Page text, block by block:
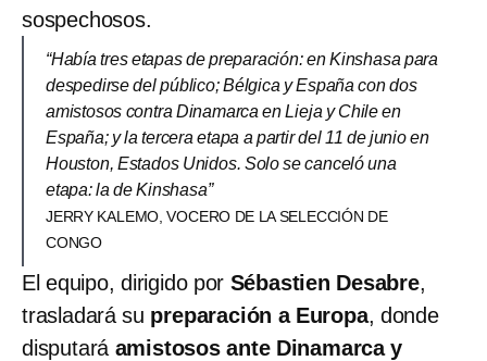
sospechosos.
“Había tres etapas de preparación: en Kinshasa para
despedirse del público; Bélgica y España con dos
amistosos contra Dinamarca en Lieja y Chile en
España; y la tercera etapa a partir del 11 de junio en
Houston, Estados Unidos. Solo se canceló una
etapa: la de Kinshasa”
JERRY KALEMO, VOCERO DE LA SELECCIÓN DE
CONGO
El equipo, dirigido por Sébastien Desabre,
trasladará su preparación a Europa, donde
disputará amistosos ante Dinamarca y